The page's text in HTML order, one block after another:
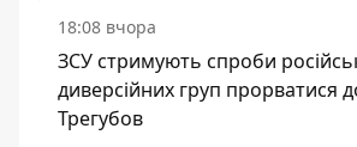
18:08 вчора
ЗСУ стримують спроби
диверсійних груп прорватися
Трегубов